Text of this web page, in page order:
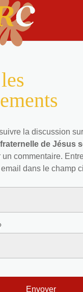
la discussion sur
de Jésus
commentaire.
dans le champ